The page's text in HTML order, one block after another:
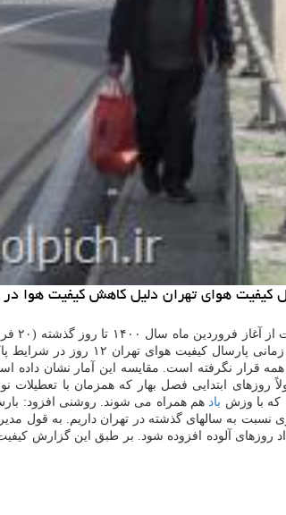
در فروردین ۱۴۰۰ را کاهش بارندگی و ایجاد کانونهای گردو غبار در
بوده است. این در شرایطی
روزهای ابتدایی فصل بهار که همزمان با
که با وزش باد هم همراه می شوند. روشنی افزود:
به سالهای گذشته در تهران داریم. به قول